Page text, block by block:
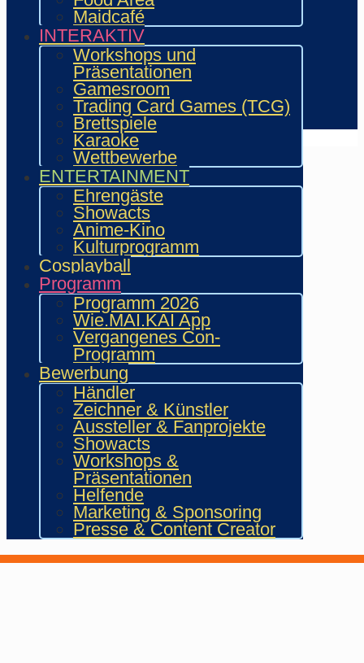
Maidcafé
INTERAKTIV
Workshops und
Präsentationen
Gamesroom
Trading Card Games (TCG)
Brettspiele
Karaoke
Wettbewerbe
ENTERTAINMENT
Ehrengäste
Showacts
Anime-Kino
Kulturprogramm
Cosplayball
Programm
Programm 2026
Wie.MAI.KAI App
Vergangenes Con-
Programm
Bewerbung
Händler
Zeichner & Künstler
Aussteller & Fanprojekte
Showacts
Workshops &
Präsentationen
Helfende
Marketing & Sponsoring
Presse & Content Creator
Workshops & Präsentationen
Helfende
Marketing & Sponsoring
Presse & Content Creator
Verein wie.mai.kai e. V
Kontakt